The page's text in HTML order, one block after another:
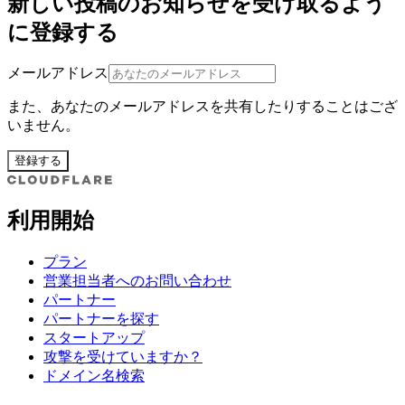
に登録する
メールアドレス
また、あなたのメールアドレスを共有したりすることはござ
いません。
登録する
利用開始
プラン
営業担当者へのお問い合わせ
パートナー
パートナーを探す
スタートアップ
攻撃を受けていますか？
ドメイン名検索